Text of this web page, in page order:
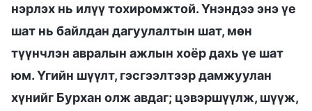
нэрлэх нь илүү тохиромжтой. Үнэндээ энэ үе
шат нь байлдан дагуулалтын шат, мөн
түүнчлэн авралын ажлын хоёр дахь үе шат
юм. Үгийн шүүлт, гэсгээлтээр дамжуулан
хүнийг Бурхан олж авдаг; цэвэршүүлж, шүүж,